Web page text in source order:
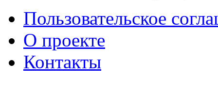
Пользовательское
О проекте
Контакты